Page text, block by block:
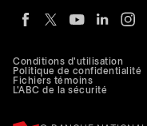
Conditions d'utilisation
Politique de confidentialité
Fichiers témoins
L'ABC de la sécurité